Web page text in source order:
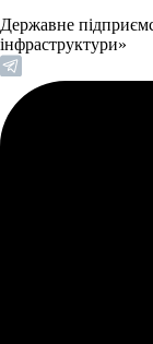
Державне
інфраструктури»